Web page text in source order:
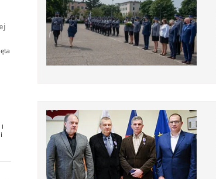
i
z